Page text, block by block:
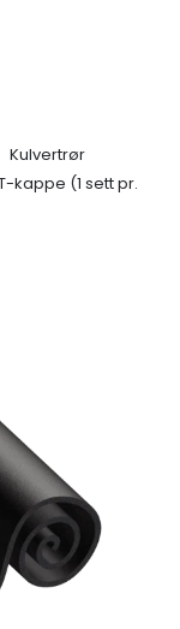
Kulvertrør
kappe (1 sett pr.